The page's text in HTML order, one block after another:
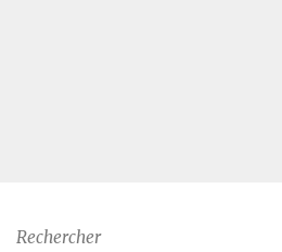
Rechercher